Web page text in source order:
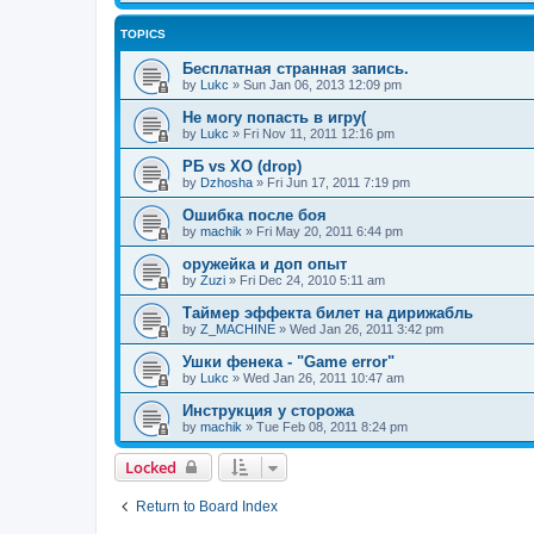
TOPICS
Бесплатная странная запись.
by Lukc » Sun Jan 06, 2013 12:09 pm
Не могу попасть в игру(
by Lukc » Fri Nov 11, 2011 12:16 pm
РБ vs ХО (drop)
by Dzhosha » Fri Jun 17, 2011 7:19 pm
Ошибка после боя
by machik » Fri May 20, 2011 6:44 pm
оружейка и доп опыт
by Zuzi » Fri Dec 24, 2010 5:11 am
Таймер эффекта билет на дирижабль
by Z_MACHINE » Wed Jan 26, 2011 3:42 pm
Ушки фенека - "Game error"
by Lukc » Wed Jan 26, 2011 10:47 am
Инструкция у сторожа
by machik » Tue Feb 08, 2011 8:24 pm
Locked
Return to Board Index